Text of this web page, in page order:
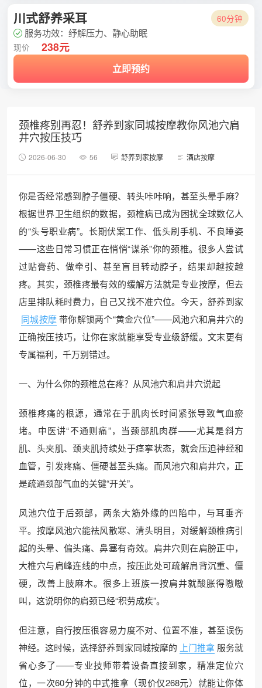
川式舒养采耳 60分钟
服务功效：纾解压力、静心助眠
现价 238元
立即预约
颈椎疼别再忍！舒养到家同城按摩教你风池穴肩
井穴按压技巧
2026-06-30 56 舒养到家按摩 酒店按摩
你是否经常感到脖子僵硬、转头咔咔响，甚至头晕手麻？
根据世界卫生组织的数据，颈椎病已成为困扰全球数亿人
的“头号职业病”。长期伏案工作、低头刷手机、不良睡姿
——这些日常习惯正在悄悄“谋杀”你的颈椎。很多人尝试
过贴膏药、做牵引、甚至盲目转动脖子，结果却越按越
疼。其实，颈椎疼最有效的缓解方法就是专业按摩，但去
店里排队耗时费力，自己又找不准穴位。今天，舒养到家
同城按摩带你解锁两个“黄金穴位”——风池穴和肩井穴的
正确按压技巧，让你在家就能享受专业级舒缓。文末更有
专属福利，千万别错过。
一、为什么你的颈椎总在疼？从风池穴和肩井穴说起
颈椎疼痛的根源，通常在于肌肉长时间紧张导致气血瘀
堵。中医讲“不通则痛”，当颈部肌肉群——尤其是斜方
肌、头夹肌、颈夹肌持续处于痉挛状态，就会压迫神经和
血管，引发疼痛、僵硬甚至头痛。而风池穴和肩井穴，正
是疏通颈部气血的关键“开关”。
风池穴位于后颈部，两条大筋外缘的凹陷中，与耳垂齐
平。按摩风池穴能祛风散寒、清头明目，对缓解颈椎病引
起的头晕、偏头痛、鼻塞有奇效。肩井穴则在肩膀正中，
大椎穴与肩峰连线的中点，按压此处可疏解肩背沉重、僵
硬，改善上肢麻木。很多上班族一按肩井就酸胀得嗷嗷
叫，这说明你的肩颈已经“积劳成疾”。
但注意，自行按压很容易力度不对、位置不准，甚至误伤
神经。这时候，选择舒养到家同城按摩的 上门推拿 服务就
省心多了——专业技师带着设备直接到家，精准定位穴
位，一次60分钟的中式推拿（现价仅268元）就能让你体